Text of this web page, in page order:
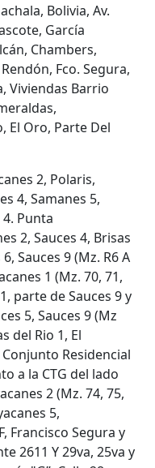
Bolivia, Av.
García
Chambers,
Fco. Segura,
Viviendas Barrio
El Oro, Parte Del
2, Polaris,
4, Samanes 5,
Punta
2, Sauces 4, Brisas
Sauces 9 (Mz. R6 A
1 (Mz. 70, 71,
parte de Sauces 9 y
5, Sauces 9 (Mz
del Rio 1, El
Residencial
a la CTG del lado
2 (Mz. 74, 75,
5,
Francisco Segura y
2611 Y 29va, 25va y